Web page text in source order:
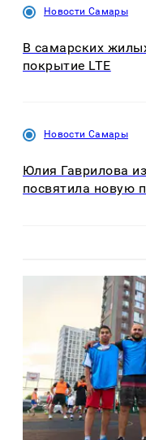
Новости Самары
В самарских
покрытие LTE
Новости Самары
Юлия Гаврилова
посвятила новую